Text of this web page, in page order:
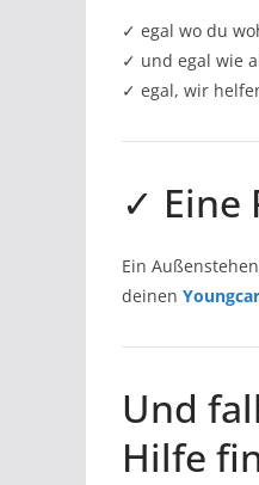
✓ egal wo du
✓ und egal wie
✓ egal, wir
✓ Eine
Ein
deinen
Und
Hilfe